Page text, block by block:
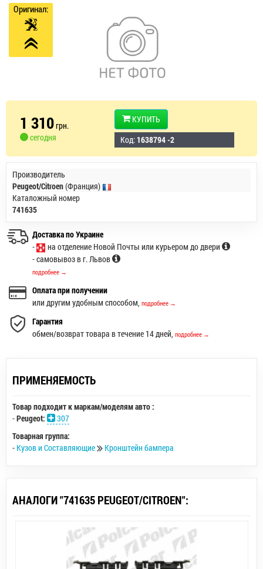
Оригинал:
1 310грн.
сегодня
КУПИТЬ
Код: 1638794 -2
Производитель
Peugeot/Citroen(Франция)
Каталожный номер
741635
Доставка по Украине
-
на отделение Новой Почты или курьером до двери
- самовывоз в г. Львов
подробнее →
Оплата при получении
или другим удобным способом, подробнее →
Гарантия
обмен/возврат товара в течение 14 дней, подробнее →
ПРИМЕНЯЕМОСТЬ
Товар подходит к маркам/моделям авто :
-Peugeot:
307
Товарная группа:
- Кузов и Составляющие Кронштейн бампера
АНАЛОГИ "741635 PEUGEOT/CITROEN":